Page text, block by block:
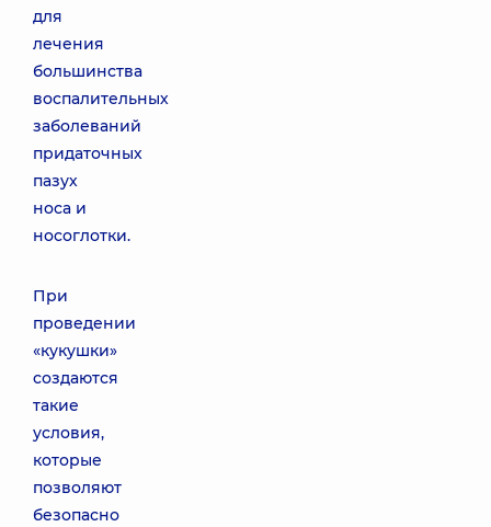
для
лечения
большинства
воспалительных
заболеваний
придаточных
пазух
носа и
носоглотки.
При
проведении
«кукушки»
создаются
такие
условия,
которые
позволяют
безопасно